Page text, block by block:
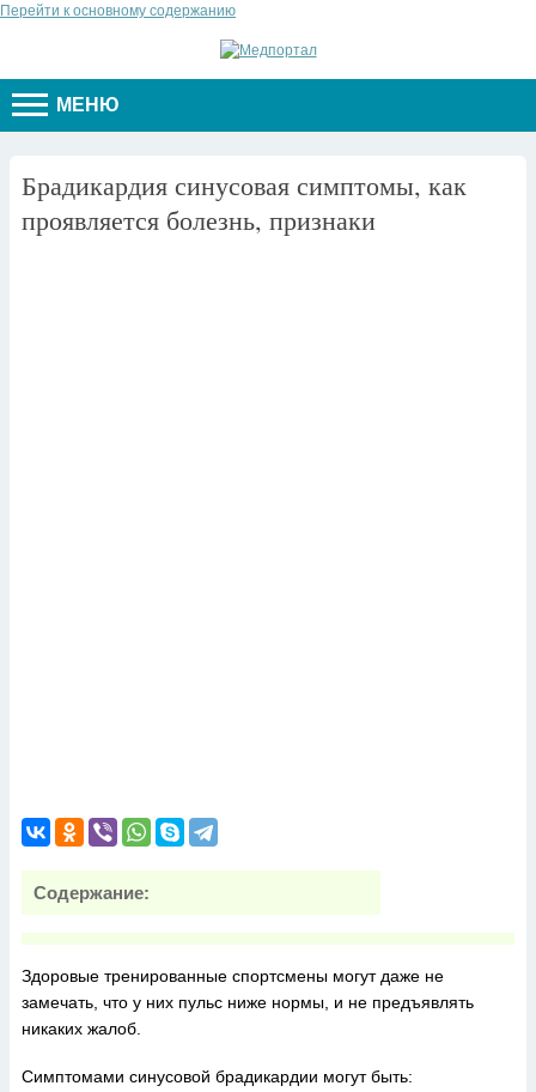
Перейти к основному содержанию
МЕНЮ
Брадикардия синусовая симптомы, как
проявляется болезнь, признаки
Содержание:
Здоровые тренированные спортсмены могут даже не
замечать, что у них пульс ниже нормы, и не предъявлять
никаких жалоб.
Симптомами синусовой брадикардии могут быть: